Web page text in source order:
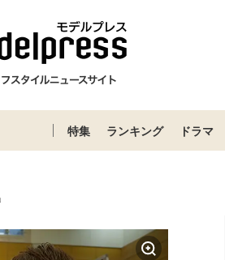
特集 ランキング ドラマ